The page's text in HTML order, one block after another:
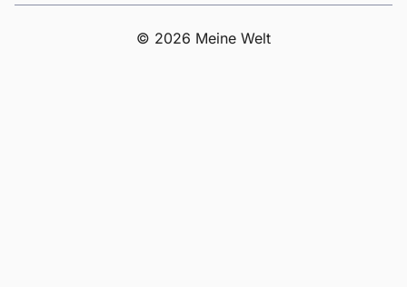
© 2026 Meine Welt